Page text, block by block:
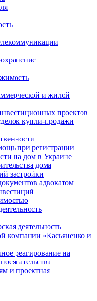
и жилой
проектов
купли-продажи
при регистрации
на дом в Украине
дома
застройки
адвокатом
деятельность
компании «Касьяненко и
реагирование на
и проектная